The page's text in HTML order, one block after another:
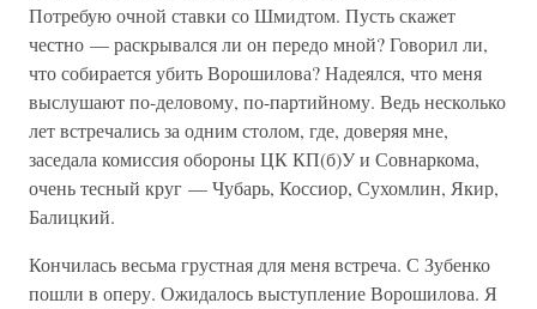
Потребую очной ставки со Шмидтом. Пусть скажет
честно — раскрывался ли он передо мной? Говорил ли,
что собирается убить Ворошилова? Надеялся, что меня
выслушают по-деловому, по-партийному. Ведь несколько
лет встречались за одним столом, где, доверяя мне,
заседала комиссия обороны ЦК КП(б)У и Совнаркома,
очень тесный круг — Чубарь, Коссиор, Сухомлин, Якир,
Балицкий.
Кончилась весьма грустная для меня встреча. С Зубенко
пошли в оперу. Ожидалось выступление Ворошилова. Я